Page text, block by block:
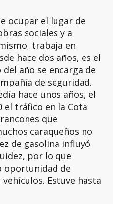
ocupar el lugar de
sociales y a
trabaja en
hace dos años, es el
año se encarga de
de seguridad.
hace unos años, el
el tráfico en la Cota
que
caraqueños no
de gasolina influyó
por lo que
oportunidad de
Estuve hasta